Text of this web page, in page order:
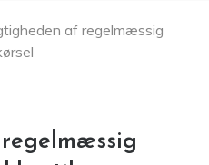
af regelmæssig